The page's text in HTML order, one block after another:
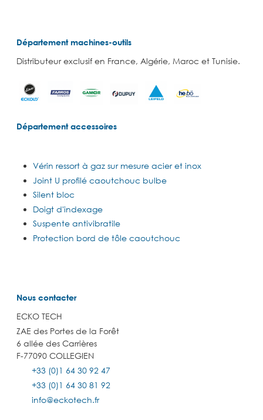
Département machines-outils
Distributeur exclusif en France, Algérie, Maroc et Tunisie.
Département accessoires
Vérin ressort à gaz sur mesure acier et inox
Joint U profilé caoutchouc bulbe
Silent bloc
Doigt d'indexage
Suspente antivibratile
Protection bord de tôle caoutchouc
Nous contacter
ECKO TECH
ZAE des Portes de la Forêt
6 allée des Carrières
F-77090 COLLEGIEN
+33 (0)1 64 30 92 47
+33 (0)1 64 30 81 92
info@eckotech.fr